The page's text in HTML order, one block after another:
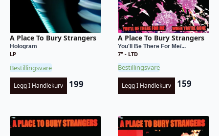
A Place To Bury Strangers
Hologram
LP
Bestillingsvare
Legg I Handlekurv 199
A Place To Bury Strangers
You'll Be There For Me/...
7" - LTD
Bestillingsvare
Legg I Handlekurv 159